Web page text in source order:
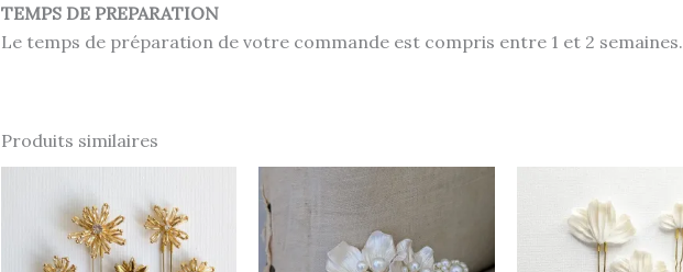
TEMPS DE PREPARATION
Le temps de préparation de votre commande est compris entre 1 et 2 semaines.
Produits similaires